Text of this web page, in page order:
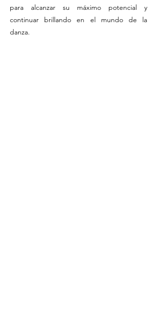
para alcanzar su máximo potencial y
continuar brillando en el mundo de la
danza.